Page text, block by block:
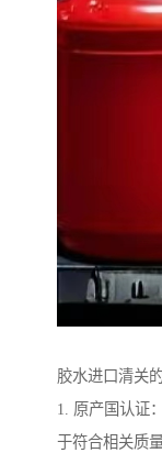
胶水进口清关
1. 原产国认证
于符合相关质